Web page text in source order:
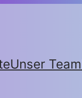
Unser Team